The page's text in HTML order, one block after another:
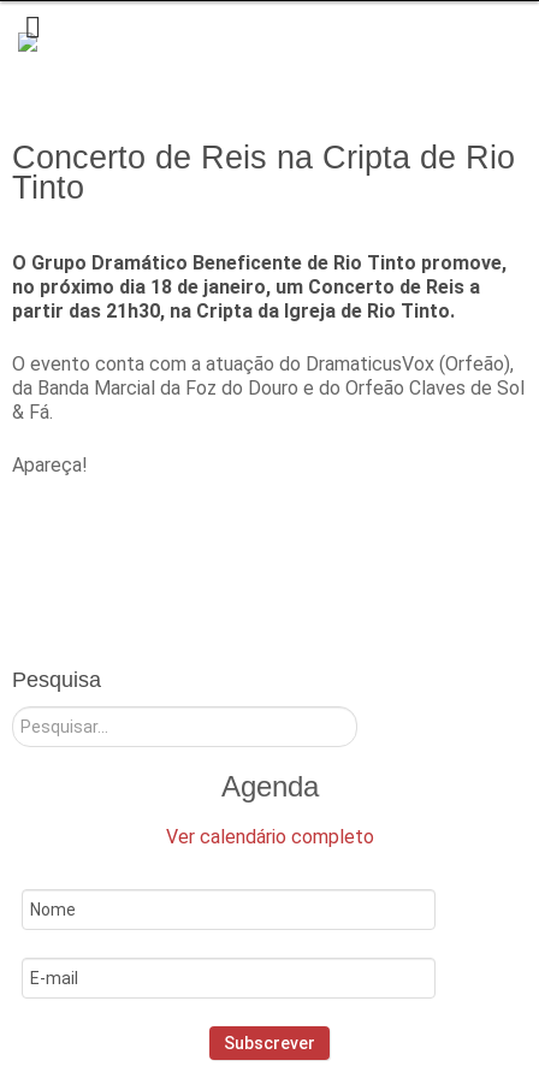
Pesquisa
Pesquisar
Agenda
Ver calendário completo
Concerto de Reis na Cripta de Rio
Tinto
O Grupo Dramático Beneficente de Rio Tinto promove,
no próximo dia 18 de janeiro, um Concerto de Reis a
partir das 21h30, na Cripta da Igreja de Rio Tinto.
O evento conta com a atuação do DramaticusVox (Orfeão),
da Banda Marcial da Foz do Douro e do Orfeão Claves de Sol
& Fá.
Apareça!